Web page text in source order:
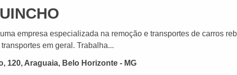
empresa especializada na remoção e transportes de carros
em geral. Trabalha...
120, Araguaia, Belo Horizonte - MG